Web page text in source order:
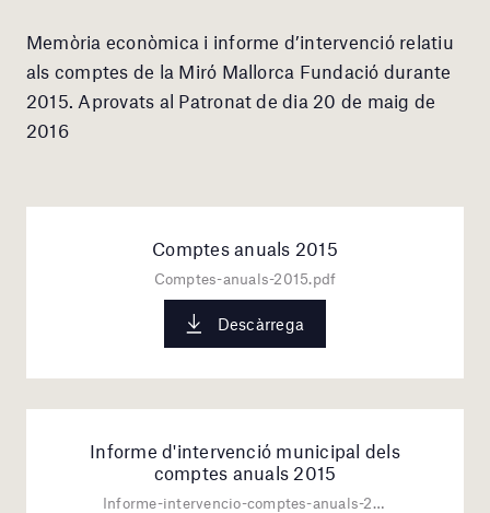
Memòria econòmica i informe d’intervenció relatiu
als comptes de la Miró Mallorca Fundació durante
2015. Aprovats al Patronat de dia 20 de maig de
2016
Comptes anuals 2015
Comptes-anuals-2015.pdf
Descàrrega
Informe d'intervenció municipal dels
comptes anuals 2015
Informe-intervencio-comptes-anuals-2015.pdf